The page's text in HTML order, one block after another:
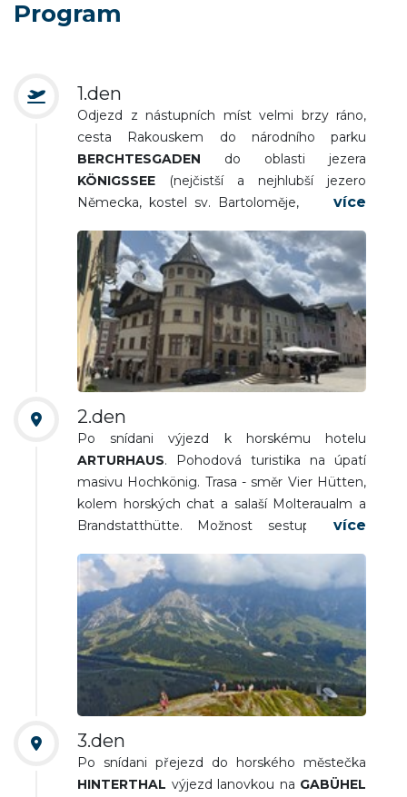
Program
1.den
Odjezd z nástupních míst velmi brzy ráno,
cesta Rakouskem do národního parku
BERCHTESGADEN do oblasti jezera
KÖNIGSSEE (nejčistší a nejhlubší jezero
Německa, kostel sv. Bartoloměje, dostupný
Turistická vycházka v oblasti jezera). Odjezd
do oblasti Maria Alm, ubytování na hotelu.
Večeře a nocleh.
2.den
Po snídani výjezd k horskému hotelu
ARTURHAUS. Pohodová turistika na úpatí
masivu Hochkönig. Trasa - směr Vier Hütten,
kolem horských chat a salaší Molteraualm a
Brandstatthütte. Možnost sestupu kratší
túry po úpatí masívu Wetterrifll a následný
sestup k busu v části
DIENTNER SATTEL -
BIRGKARHAUS- cca 9km/4hod/. Dle
časových možností výjezd lanovkou
HINTERMOOS, výhledy na masív i vrchol
Hochkönig. Návrat na hotel. Večeře a nocleh.
3.den
Po snídani přejezd do horského městečka
HINTERTHAL výjezd lanovkou na GABÜHEL